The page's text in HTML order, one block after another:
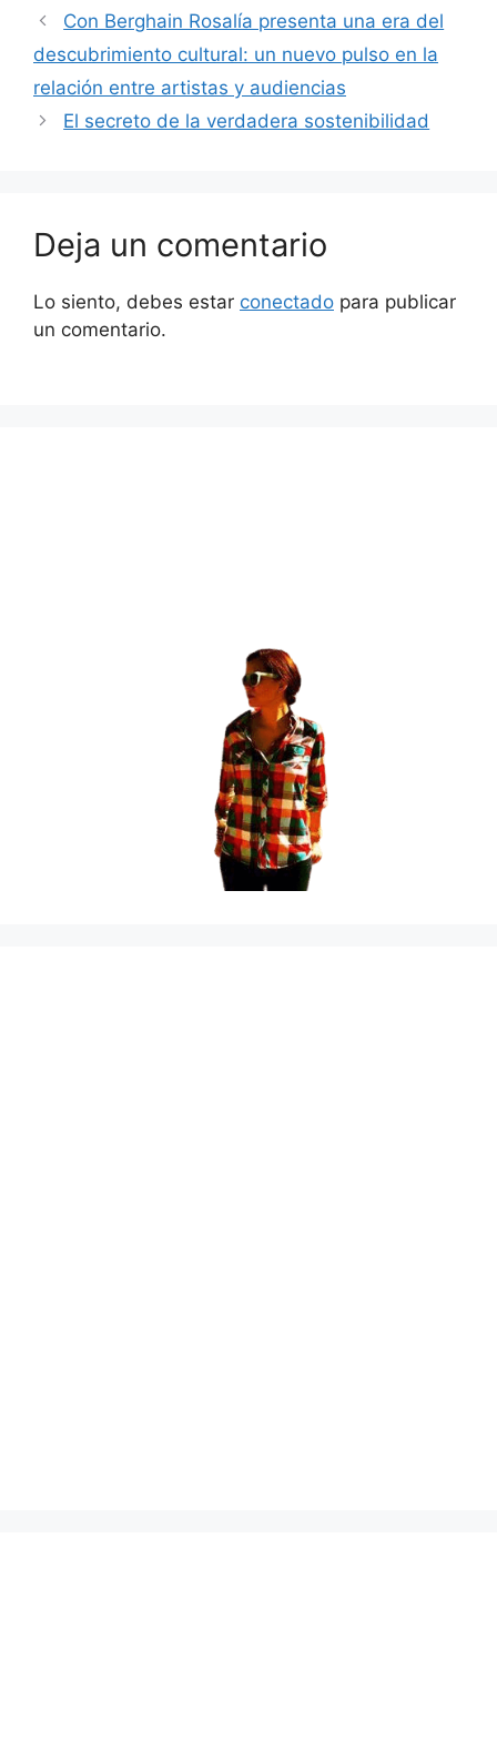
Con Berghain Rosalía presenta una era del
descubrimiento cultural: un nuevo pulso en la
relación entre artistas y audiencias
El secreto de la verdadera sostenibilidad
Deja un comentario
Lo siento, debes estar conectado para publicar
un comentario.